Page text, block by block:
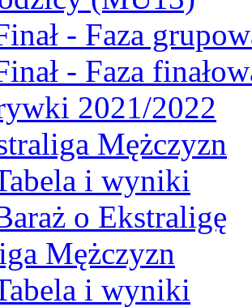
- Faza
- Faza
2021/2022
Mężczyzn
i wyniki
o Ekstraligę
Mężczyzn
i wyniki